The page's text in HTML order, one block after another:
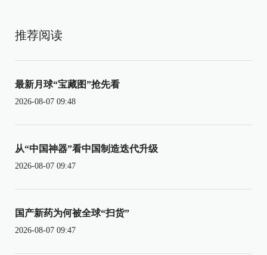
推荐阅读
最新月球“宝藏图”抢先看
2026-08-07 09:48
从“中国神器”看中国制造迭代升级
2026-08-07 09:47
国产新药为何被全球“扫货”
2026-08-07 09:47